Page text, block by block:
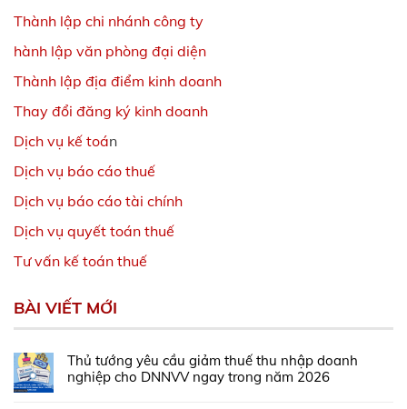
Thành lập chi nhánh công ty
hành lập văn phòng đại diện
Thành lập địa điểm kinh doanh
Thay đổi đăng ký kinh doanh
Dịch vụ kế toán
Dịch vụ báo cáo thuế
Dịch vụ báo cáo tài chính
Dịch vụ quyết toán thuế
Tư vấn kế toán thuế
BÀI VIẾT MỚI
Thủ tướng yêu cầu giảm thuế thu nhập doanh
nghiệp cho DNNVV ngay trong năm 2026